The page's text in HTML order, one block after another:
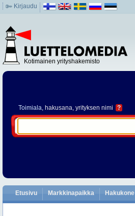
Kirjaudu
Kotimainen yrityshakemisto
Toimiala, hakusana, yrityksen nimi ?
Etusivu Markkinapaikka Hakukone